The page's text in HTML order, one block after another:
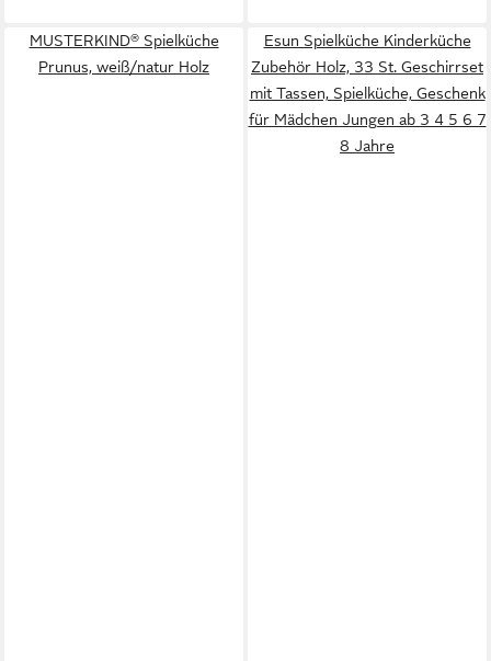
MUSTERKIND® Spielküche
Prunus, weiß/natur Holz
Esun Spielküche Kinderküche
Zubehör Holz, 33 St. Geschirrset
mit Tassen, Spielküche, Geschenk
für Mädchen Jungen ab 3 4 5 6 7
8 Jahre